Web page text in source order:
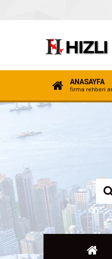
ANASAYFA
firma rehberi